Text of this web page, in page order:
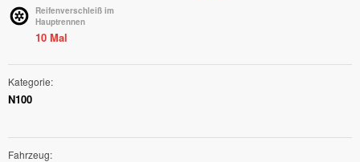
Reifenverschleiß im
Hauptrennen
10 Mal
Kategorie
N100
Fahrzeug